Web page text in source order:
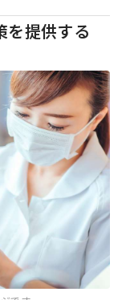
を提供する